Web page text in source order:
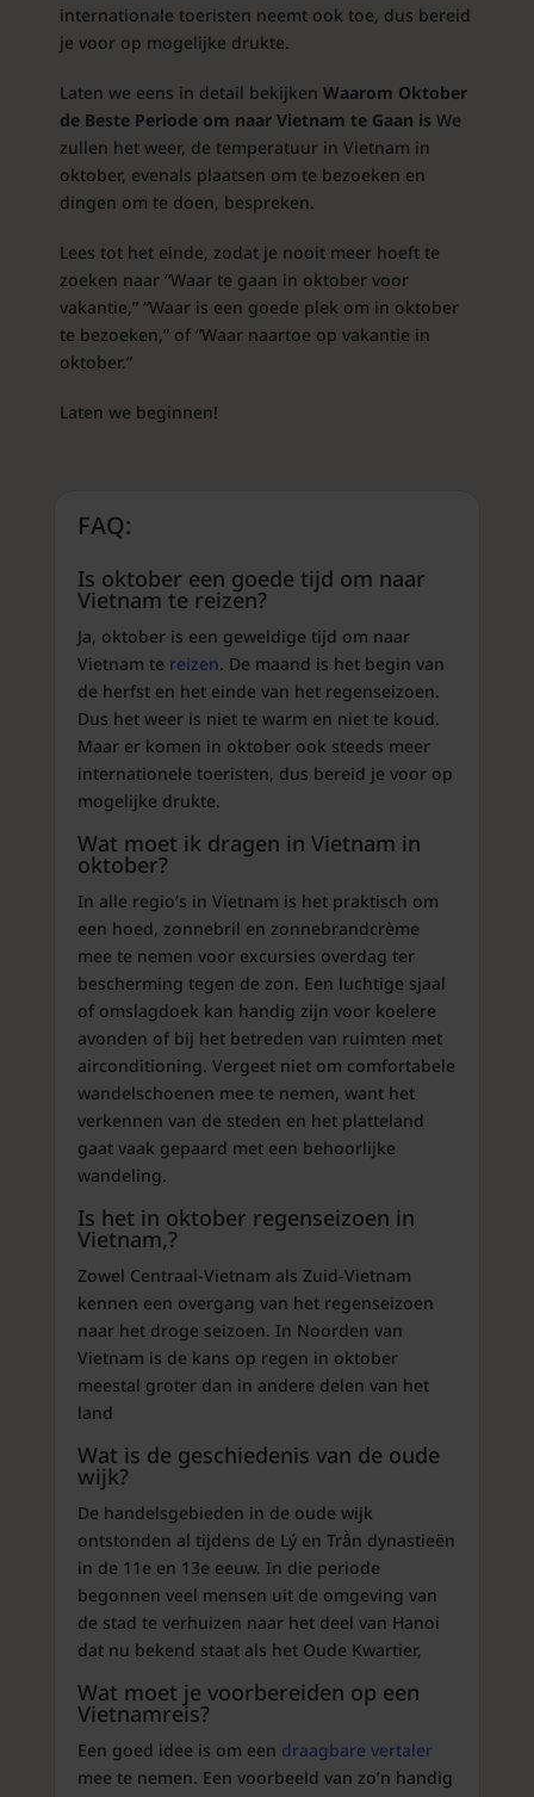
internationale toeristen neemt ook toe, dus bereid
je voor op mogelijke drukte.
Laten we eens in detail bekijken Waarom Oktober
de Beste Periode om naar Vietnam te Gaan is We
zullen het weer, de temperatuur in Vietnam in
oktober, evenals plaatsen om te bezoeken en
dingen om te doen, bespreken.
Lees tot het einde, zodat je nooit meer hoeft te
zoeken naar “Waar te gaan in oktober voor
vakantie,” “Waar is een goede plek om in oktober
te bezoeken,” of “Waar naartoe op vakantie in
oktober.”
Laten we beginnen!
FAQ:
Is oktober een goede tijd om naar
Vietnam te reizen?
Ja, oktober is een geweldige tijd om naar
Vietnam te reizen. De maand is het begin van
de herfst en het einde van het regenseizoen.
Dus het weer is niet te warm en niet te koud.
Maar er komen in oktober ook steeds meer
internationele toeristen, dus bereid je voor op
mogelijke drukte.
Wat moet ik dragen in Vietnam in
oktober?
In alle regio’s in Vietnam is het praktisch om
een hoed, zonnebril en zonnebrandcrème
mee te nemen voor excursies overdag ter
bescherming tegen de zon. Een luchtige sjaal
of omslagdoek kan handig zijn voor koelere
avonden of bij het betreden van ruimten met
airconditioning. Vergeet niet om comfortabele
wandelschoenen mee te nemen, want het
verkennen van de steden en het platteland
gaat vaak gepaard met een behoorlijke
wandeling.
Is het in oktober regenseizoen in
Vietnam,?
Zowel Centraal-Vietnam als Zuid-Vietnam
kennen een overgang van het regenseizoen
naar het droge seizoen. In Noorden van
Vietnam is de kans op regen in oktober
meestal groter dan in andere delen van het
land
Wat is de geschiedenis van de oude
wijk?
De handelsgebieden in de oude wijk
ontstonden al tijdens de Lý en Trần dynastieën
in de 11e en 13e eeuw. In die periode
begonnen veel mensen uit de omgeving van
de stad te verhuizen naar het deel van Hanoi
dat nu bekend staat als het Oude Kwartier,
Wat moet je voorbereiden op een
Vietnamreis?
Een goed idee is om een draagbare vertaler
mee te nemen. Een voorbeeld van zo’n handig